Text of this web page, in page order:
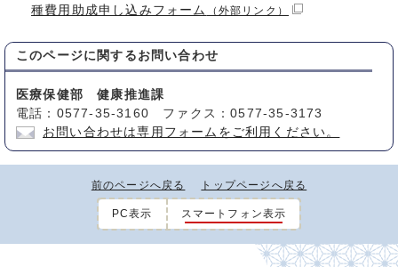
種費用助成申し込みフォーム
（外部リンク）
このページに関する お問い合わせ
医療保健部 健康推進課
電話：0577-35-3160 ファクス：0577-35-3173
お問い合わせは専用フォームをご利用ください。
前のページへ戻る トップページへ戻る
PC表示 スマートフォン表示